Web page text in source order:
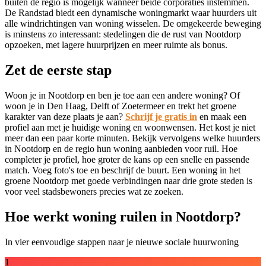
De Randstad biedt een dynamische woningmarkt waar huurders uit
alle windrichtingen van woning wisselen. De omgekeerde beweging
is minstens zo interessant: stedelingen die de rust van Nootdorp
opzoeken, met lagere huurprijzen en meer ruimte als bonus.
Zet de eerste stap
Woon je in Nootdorp en ben je toe aan een andere woning? Of
woon je in Den Haag, Delft of Zoetermeer en trekt het groene
karakter van deze plaats je aan? Schrijf je gratis in en maak een
profiel aan met je huidige woning en woonwensen. Het kost je niet
meer dan een paar korte minuten. Bekijk vervolgens welke huurders
in Nootdorp en de regio hun woning aanbieden voor ruil. Hoe
completer je profiel, hoe groter de kans op een snelle en passende
match. Voeg foto's toe en beschrijf de buurt. Een woning in het
groene Nootdorp met goede verbindingen naar drie grote steden is
voor veel stadsbewoners precies wat ze zoeken.
Hoe werkt woning ruilen in Nootdorp?
In vier eenvoudige stappen naar je nieuwe sociale huurwoning
1